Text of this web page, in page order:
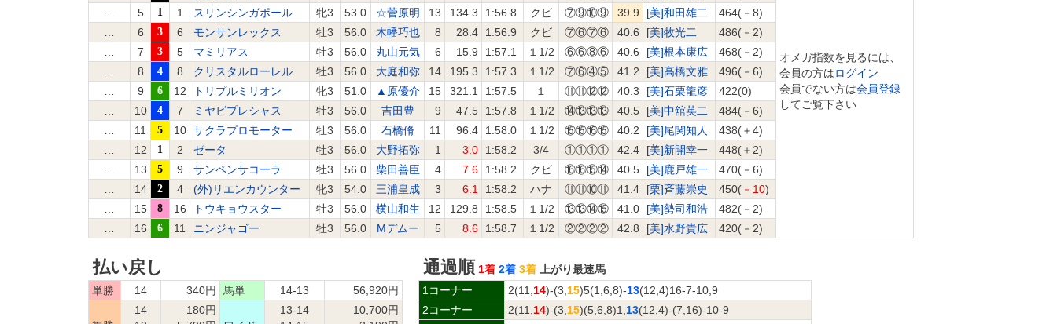
オメガ指数を見るには、
会員の方はログイン
会員でない方は会員登録
してご覧下さい
5 1 1 スリンシンガポール 牝3 53.0 ☆菅原明 13 134.3 1:56.8 クビ ⑦⑨⑩⑨ 39.9 [美]和田雄二
464(－8)
6 3 6 モンサンレックス 牡3 56.0 木幡巧也 8 28.4 1:56.9 クビ ⑦⑥⑦⑥ 40.6 [美]牧光二
486(－2)
7 3 5 マミリアス 牡3 56.0 丸山元気 6 15.9 1:57.1 １1/2 ⑥⑥⑧⑥ 40.6 [美]根本康広
468(－2)
8 4 8 クリスタルローレル 牡3 56.0 大庭和弥 14 195.3 1:57.3 １1/2 ⑦⑥④⑤ 41.2 [美]高橋文雅
496(－6)
9 6 12 トリプルミリオン 牝3 51.0 ▲原優介 15 321.1 1:57.5 １ ⑪⑪⑫⑫ 40.3 [美]石栗龍彦
422(0)
10 4 7 ミヤビプレシャス 牡3 56.0 吉田豊 9 47.5 1:57.8 １1/2 ⑭⑬⑬⑬ 40.5 [美]中舘英二
484(－6)
11 5 10 サクラプロモーター 牡3 56.0 石橋脩 11 96.4 1:58.0 １1/2 ⑮⑮⑯⑮ 40.2 [美]尾関知人
438(＋4)
12 1 2 ゼータ 牡3 56.0 大野拓弥 1 3.0 1:58.2 3/4 ①①①① 42.4 [美]新開幸一
448(＋2)
13 5 9 サンペンサコーラ 牡3 56.0 柴田善臣 4 7.6 1:58.2 クビ ⑯⑯⑮⑭ 40.5 [美]鹿戸雄一
470(－6)
14 2 4 (外)リエンカウンター 牝3 54.0 三浦皇成 3 6.1 1:58.2 ハナ ⑪⑪⑩⑪ 41.4 [栗]斉藤崇史 450( －10)
15 8 16 トウキョウスター 牡3 56.0 横山和生 12 129.8 1:58.5 １1/2 ⑬⑬⑭⑮ 41.0 [美]勢司和浩
482(－2)
16 6 11 ニンジャゴー 牡3 56.0 Mデムー 5 8.6 1:58.7 １1/2 ②②②② 42.8 [美]水野貴広 420(－2)
払い戻し
単勝 14 340円 馬単 14-13 56,920円
14
180円
13-14
10,700円
通過順 1着 2着 3着
上がり最速馬
1コーナー
2(11, 14)-(3, 15)5(1,6,8)-13(12,4)16-7-10,9
2コーナー
2(11, 14)-(3, 15)(5,6,8)1, 13(12,4)-(7,16)-10-9